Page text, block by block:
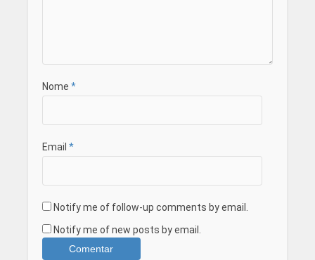
Nome *
Email *
Notify me of follow-up comments by email.
Notify me of new posts by email.